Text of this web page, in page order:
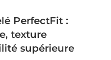
PerfectFit :
texture
supérieure